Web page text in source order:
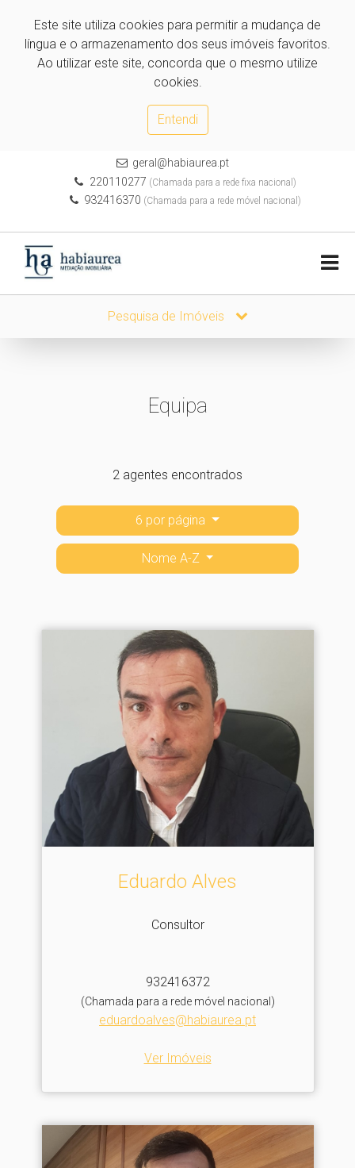
Este site utiliza cookies para permitir a mudança de
língua e o armazenamento dos seus imóveis favoritos.
Ao utilizar este site, concorda que o mesmo utilize
cookies.
Entendi
geral@habiaurea.pt
220110277 (Chamada para a rede fixa nacional)
932416370 (Chamada para a rede móvel nacional)
Pesquisa de Imóveis
Equipa
2 agentes encontrados
6 por página
Nome A-Z
Eduardo Alves
Consultor
932416372
(Chamada para a rede móvel nacional)
eduardoalves@habiaurea.pt
Ver Imóveis